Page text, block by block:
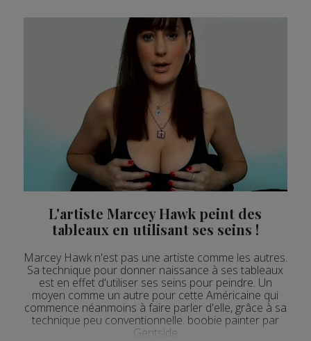
L'artiste Marcey Hawk peint des
tableaux en utilisant ses seins !
Marcey Hawk n'est pas une artiste comme les autres.
Sa technique pour donner naissance à ses tableaux
est en effet d'utiliser ses seins pour peindre. Un
moyen comme un autre pour cette Américaine qui
commence néanmoins à faire parler d'elle, grâce à sa
technique peu conventionnelle. boobie painter par
Gentside